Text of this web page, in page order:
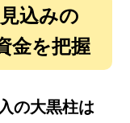
込みの
金を把握
の大黒柱は